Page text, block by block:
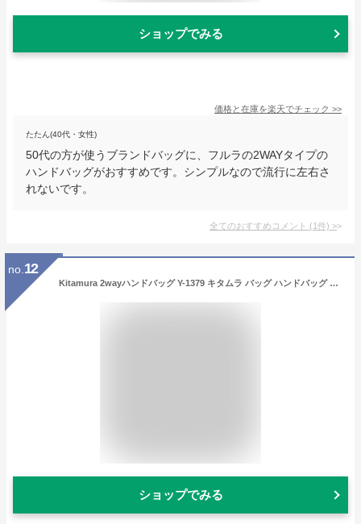
ショップでみる
価格と在庫を楽天でチェック >>
たたん(40代・女性)
50代の方が使うブランドバッグに、フルラの2WAYタイプの
ハンドバッグがおすすめです。シンプルなので流行に左右さ
れないです。
全てのおすすめコメント (1件) >
no. 12
Kitamura 2wayハンドバッグ Y-1379 キタムラ バッグ ハンドバッグ ベージュ ブルー ブラック オレンジ【送料無料】
ショップでみる